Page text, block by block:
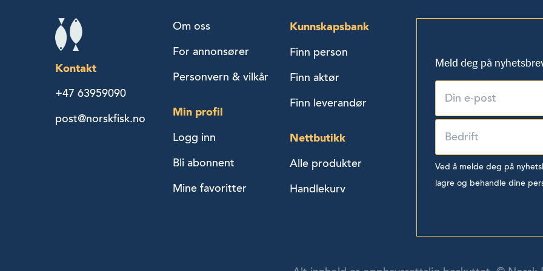
Kontakt
+47 63959090
post@norskfisk.no
Om oss
For annonsører
Personvern & vilkår
Min profil
Logg inn
Bli abonnent
Mine favoritter
Kunnskapsbank
Finn person
Finn aktør
Finn leverandør
Nettbutikk
Alle produkter
Handlekurv
Meld deg på
Ved å melde deg på
lagre og behandle dine